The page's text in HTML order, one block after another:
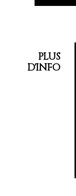
PLUS
D'INFO